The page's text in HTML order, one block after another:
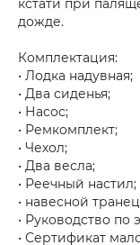
кстати при
дожде.
Комплектация:
• Лодка надувная;
• Два сиденья;
• Насос;
• Ремкомплект;
• Чехол;
• Два весла;
• Реечный настил;
• навесной
• Руководство по
• Сертификат